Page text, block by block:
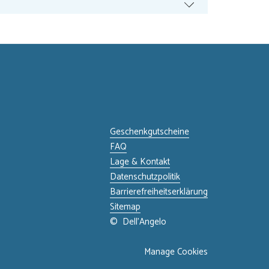
Geschenkgutscheine
FAQ
Lage & Kontakt
Datenschutzpolitik
Barrierefreiheitserklärung
Sitemap
© Dell'Angelo
Manage Cookies